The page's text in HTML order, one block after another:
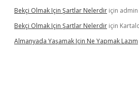
Bekçi Olmak Için Şartlar Nelerdir için admin
Bekçi Olmak Için Şartlar Nelerdir için
Almanyada Yaşamak Için Ne Yapmak Lazım